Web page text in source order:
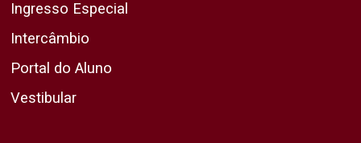
Ingresso Especial
Intercâmbio
Portal do Aluno
Vestibular